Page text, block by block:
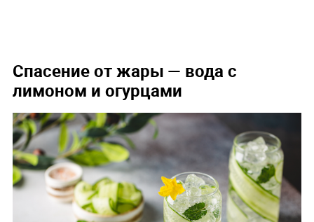
Спасение от жары — вода с
лимоном и огурцами